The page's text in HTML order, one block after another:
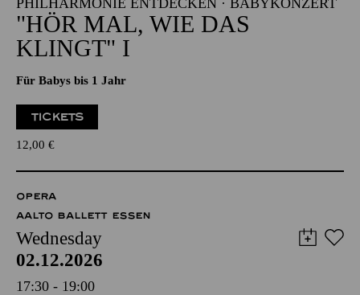
PHILHARMONIE ENTDECKEN · BABYKONZERT
"HÖR MAL, WIE DAS
KLINGT" I
Für Babys bis 1 Jahr
TICKETS
12,00 €
OPERA
AALTO BALLETT ESSEN
Wednesday
02.12.2026
17:30 - 19:00